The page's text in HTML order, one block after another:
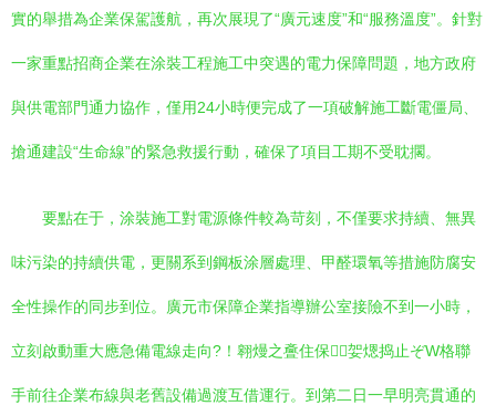
實的舉措為企業保駕護航，再次展現了“廣元速度”和“服務溫度”。針對
一家重點招商企業在涂裝工程施工中突遇的電力保障問題，地方政府
與供電部門通力協作，僅用24小時便完成了一項破解施工斷電僵局、
搶通建設“生命線”的緊急救援行動，確保了項目工期不受耽擱。
要點在于，涂裝施工對電源條件較為苛刻，不僅要求持續、無異
味污染的持續供電，更關系到鋼板涂層處理、甲醛環氧等措施防腐安
全性操作的同步到位。廣元市保障企業指導辦公室接險不到一小時，
立刻啟動重大應急備電線走向?！翱熳之斖住保╇妿煾捣止ぞW格聯
手前往企業布線與老舊設備過渡互借運行。到第二日一早明亮貫通的